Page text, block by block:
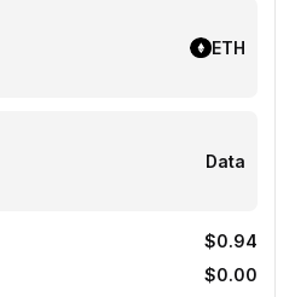
ETH
Data
$0.94
$0.00